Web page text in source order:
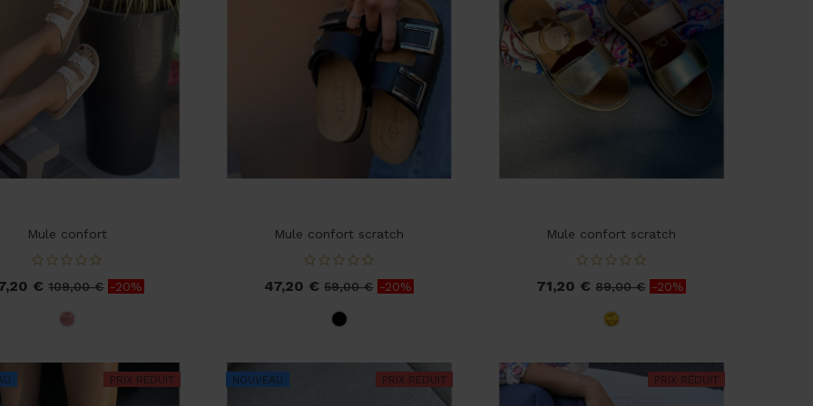
Mule confort
€ Prix
base
109,00 € -20%
Rose
Mule confort scratch
Prix
47,20 € Prix
base
59,00 € -20%
Noir
Mule confort scratch
Prix
71,20 € Prix
base
89,00 € -20%
Doré
PRIX RÉDUIT PRIX RÉDUIT
NOUVEAU PRIX RÉDUIT